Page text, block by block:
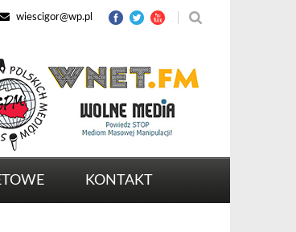
wiescigor@wp.pl
KONTAKT